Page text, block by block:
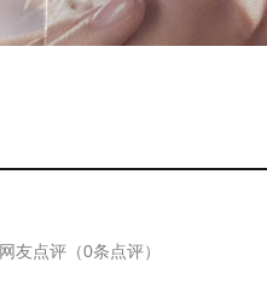
网友点评（0条点评）